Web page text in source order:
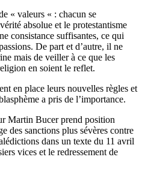
« valeurs « : chacun se
absolue et le protestantisme
consistance suffisantes, ce qui
De part et d’autre, il ne
mais de veiller à ce que les
en soient le reflet.
en place leurs nouvelles règles et
a pris de l’importance.
Martin Bucer prend position
des sanctions plus sévères contre
dans un texte du 11 avril
vices et le redressement de